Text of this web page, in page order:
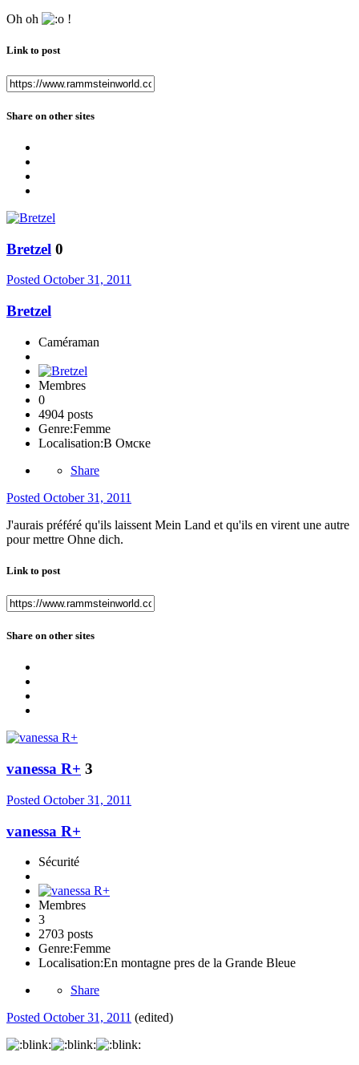
Oh oh
!
Link to post
Share on other sites
Bretzel 0
Posted October 31, 2011
Bretzel
Caméraman
Membres
0
4904 posts
Genre:Femme
Localisation:В Омске
Share
Posted October 31, 2011
J'aurais préféré qu'ils laissent Mein Land et qu'ils en virent une autre
pour mettre Ohne dich.
Link to post
Share on other sites
vanessa R+ 3
Posted October 31, 2011
vanessa R+
Sécurité
Membres
3
2703 posts
Genre:Femme
Localisation:En montagne pres de la Grande Bleue
Share
Posted October 31, 2011 (edited)